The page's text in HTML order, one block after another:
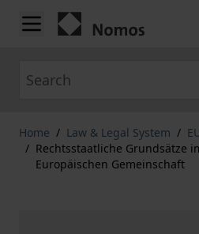
Skip to Content
Home / Law & Legal System /
/ Rechtsstaatliche Grundsätze
Europäischen Gemeinschaft